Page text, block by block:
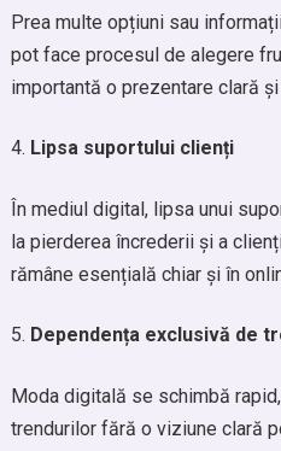
Prea multe opțiuni sau
pot face procesul de alegere
importantă o prezentare clară
Lipsa suportului clienți
În mediul digital, lipsa unui
la pierderea încrederii și a
rămâne esențială chiar și în
Dependența exclusivă de
Moda digitală se schimbă
trendurilor fără o viziune clară